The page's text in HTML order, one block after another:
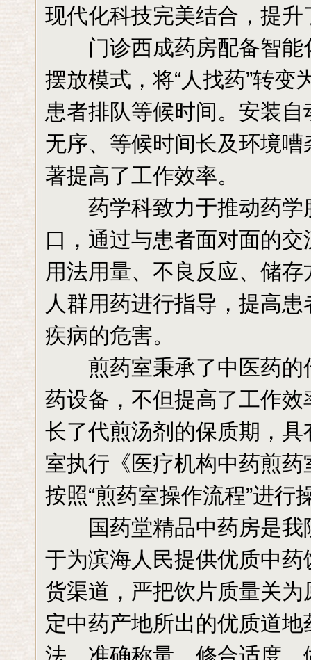
现代化科技完美结合，提
门诊西成药房配备智能
摆放模式，将“人找药”转变
患者排队等候时间。安装
无序、等候时间长及环境
著提高了工作效率。
药学科致力于推动药学
口，通过与患者面对面的
用法用量、不良反应、储
人群用药进行指导，提高
疾病的危害。
煎药室秉承了中医药的
药设备，不但提高了工作
长了代煎汤剂的保质期，
室执行《医疗机构中药煎
按照“煎药室操作流程”进
国药堂精品中药房是我
于为滨海人民提供优质中
货渠道，严把饮片质量关
定中药产地所出的优质道